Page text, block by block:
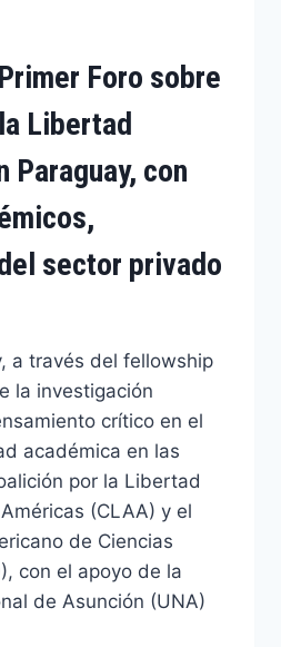
Foro sobre
Libertad
Paraguay, con
sector privado
a través del fellowship
la investigación
crítico en el
académica en las
por la Libertad
(CLAA) y el
de Ciencias
con el apoyo de la
de Asunción (UNA)